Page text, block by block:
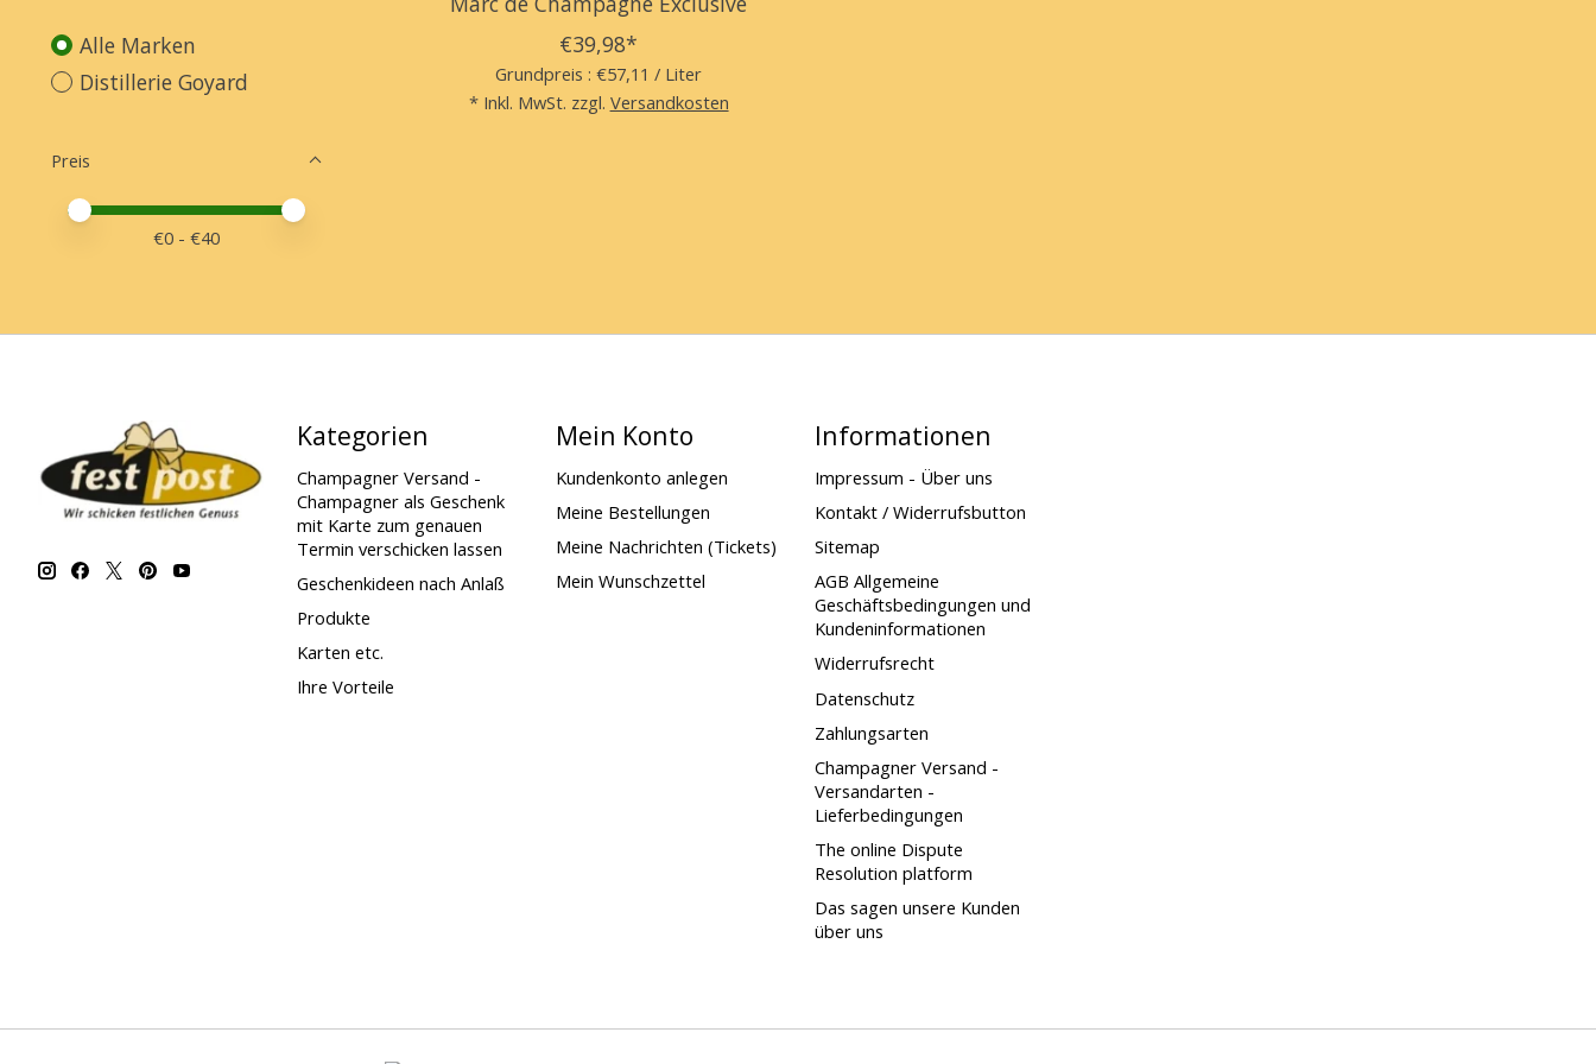
Alle Marken
Distillerie Goyard
Preis
Preis – Mindestwert
Price maximum value
€0 - €40
€39,98*
Grundpreis : €57,11 / Liter
* Inkl. MwSt. zzgl. Versandkosten
Kategorien
Champagner Versand -
Champagner als Geschenk
mit Karte zum genauen
Termin verschicken lassen
Geschenkideen nach Anlaß
Produkte
Karten etc.
Ihre Vorteile
Mein Konto
Kundenkonto anlegen
Meine Bestellungen
Meine Nachrichten (Tickets)
Mein Wunschzettel
Informationen
Impressum - Über uns
Kontakt / Widerrufsbutton
Sitemap
AGB Allgemeine
Geschäftsbedingungen und
Kundeninformationen
Widerrufsrecht
Datenschutz
Zahlungsarten
Champagner Versand -
Versandarten -
Lieferbedingungen
The online Dispute
Resolution platform
Das sagen unsere Kunden
über uns